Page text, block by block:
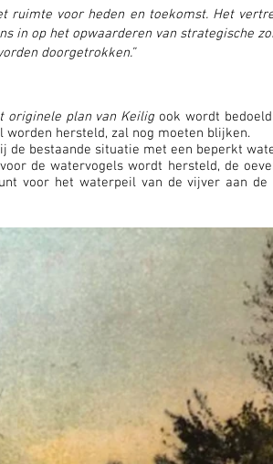
ruimte voor heden en toekomst. Het
in op het opwaarderen van strategische
doorgetrokken.”
originele plan van Keilig ook wordt
hersteld, zal nog moeten blijken.
bestaande situatie met een beperkt
de watervogels wordt hersteld, de
voor het waterpeil van de vijver aan